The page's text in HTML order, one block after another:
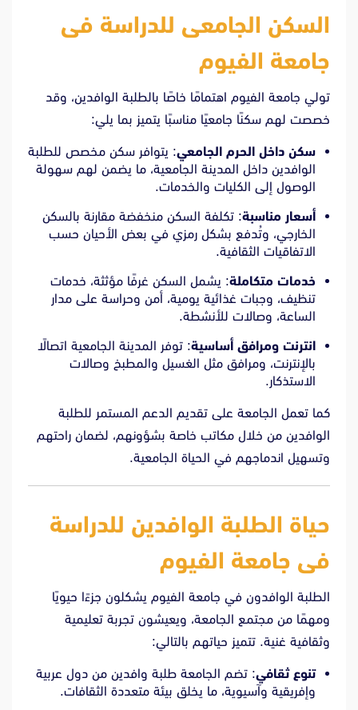
السكن الجامعى للدراسة فى
جامعة الفيوم
تولي جامعة الفيوم اهتمامًا خاصًا بالطلبة الوافدين، وقد
خصصت لهم سكنًا جامعيًا مناسبًا يتميز بما يلي:
سكن داخل الحرم الجامعي: يتوافر سكن مخصص للطلبة
الوافدين داخل المدينة الجامعية، ما يضمن لهم سهولة
الوصول إلى الكليات والخدمات.
أسعار مناسبة: تكلفة السكن منخفضة مقارنة بالسكن
الخارجي، وتُدفع بشكل رمزي في بعض الأحيان حسب
الاتفاقيات الثقافية.
خدمات متكاملة: يشمل السكن غرفًا مؤثثة، خدمات
تنظيف، وجبات غذائية يومية، أمن وحراسة على مدار
الساعة، وصالات للأنشطة.
انترنت ومرافق أساسية: توفر المدينة الجامعية اتصالًا
بالإنترنت، ومرافق مثل الغسيل والمطبخ وصالات
الاستذكار.
كما تعمل الجامعة على تقديم الدعم المستمر للطلبة
الوافدين من خلال مكاتب خاصة بشؤونهم، لضمان راحتهم
وتسهيل اندماجهم في الحياة الجامعية.
حياة الطلبة الوافدين للدراسة
فى جامعة الفيوم
الطلبة الوافدون في جامعة الفيوم يشكلون جزءًا حيويًا
ومهمًا من مجتمع الجامعة، ويعيشون تجربة تعليمية
وثقافية غنية. تتميز حياتهم بالتالي:
تنوع ثقافي: تضم الجامعة طلبة وافدين من دول عربية
وإفريقية وآسيوية، ما يخلق بيئة متعددة الثقافات.